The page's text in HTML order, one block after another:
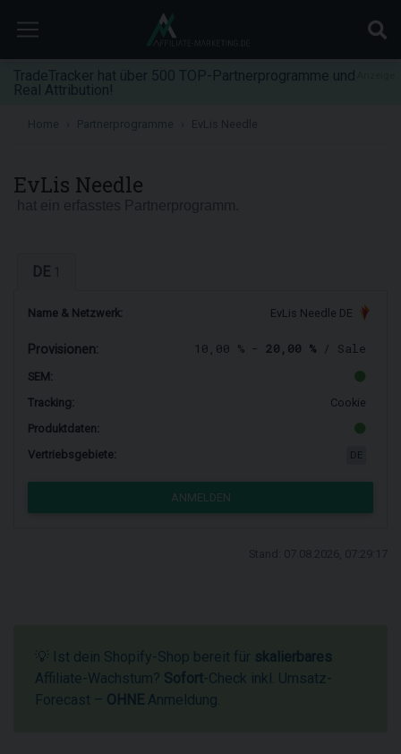
TradeTracker hat über 500 TOP-Partnerprogramme und
Real Attribution!
Home Partnerprogramme
EvLis Needle
DE
Name & Netzwerk: EvLis Needle DE
Provisionen: 10,00 % - 20,00 % / Sale
SEM:
Tracking:
Cookie
Produktdaten:
Vertriebsgebiete:
ANMELDEN
💡 Ist dein Shopify-Shop bereit für skalierbares
Affiliate-Wachstum? Sofort-Check inkl. Umsatz-
Forecast – OHNE Anmeldung.